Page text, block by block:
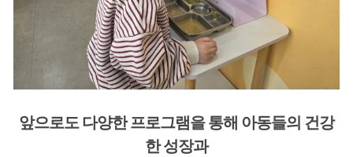
앞으로도 다양한 프로그램을 통해 아동들의 건강
한 성장과